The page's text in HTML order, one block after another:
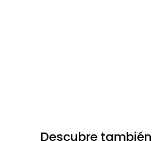
Descubre también